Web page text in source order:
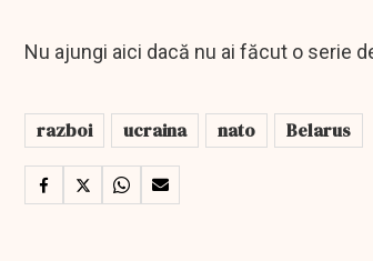
Nu ajungi aici dacă nu ai făcut o serie
razboi ucraina nato Belarus